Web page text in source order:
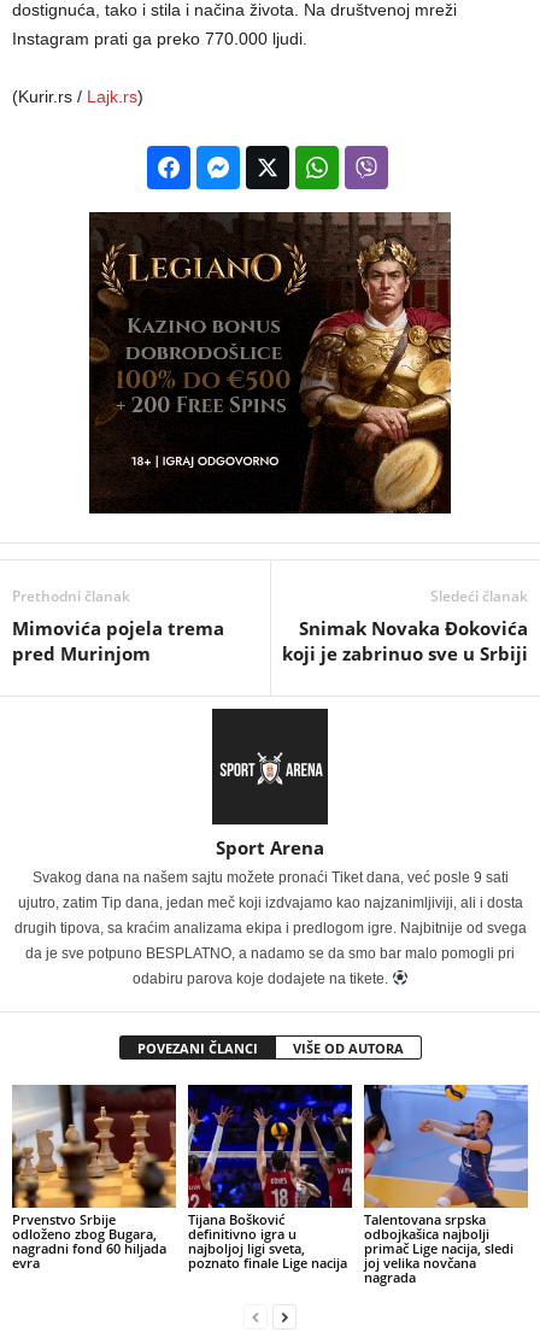
dostignuća, tako i stila i načina života. Na društvenoj mreži
Instagram prati ga preko 770.000 ljudi.
(Kurir.rs / Lajk.rs)
Prethodni članak
Mimovića pojela trema
pred Murinjom
Sledeći članak
Snimak Novaka Đokovića
koji je zabrinuo sve u Srbiji
Sport Arena
Svakog dana na našem sajtu možete pronaći Tiket dana, već posle 9 sati
ujutro, zatim Tip dana, jedan meč koji izdvajamo kao najzanimljiviji, ali i dosta
drugih tipova, sa kraćim analizama ekipa i predlogom igre. Najbitnije od svega
da je sve potpuno BESPLATNO, a nadamo se da smo bar malo pomogli pri
odabiru parova koje dodajete na tikete.
POVEZANI ČLANCI VIŠE OD AUTORA
Prvenstvo Srbije
odloženo zbog Bugara,
nagradni fond 60 hiljada
evra
Tijana Bošković
definitivno igra u
najboljoj ligi sveta,
poznato finale Lige nacija
Talentovana srpska
odbojkašica najbolji
primač Lige nacija, sledi
joj velika novčana
nagrada